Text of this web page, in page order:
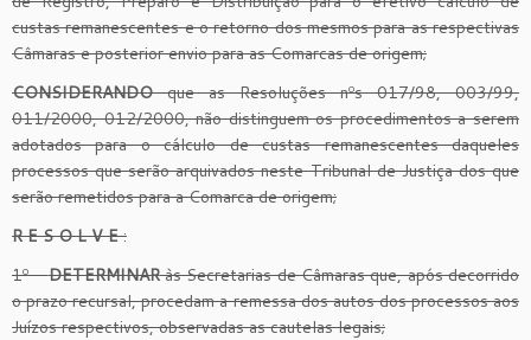
custas remanescentes e o retorno dos mesmos para as respectivas
Câmaras e posterior envio para as Comarcas de origem;
CONSIDERANDOque as Resoluções nºs 017/98, 003/99,
011/2000, 012/2000, não distinguem os procedimentos a serem
adotados para o cálculo de custas remanescentes daqueles
processos que serão arquivados neste Tribunal de Justiça dos que
serão remetidos para a Comarca de origem;
R E S O L V E:
1º –DETERMINARàs Secretarias de Câmaras que, após decorrido
o prazo recursal, procedam a remessa dos autos dos processos aos
Juízos respectivos, observadas as cautelas legais;